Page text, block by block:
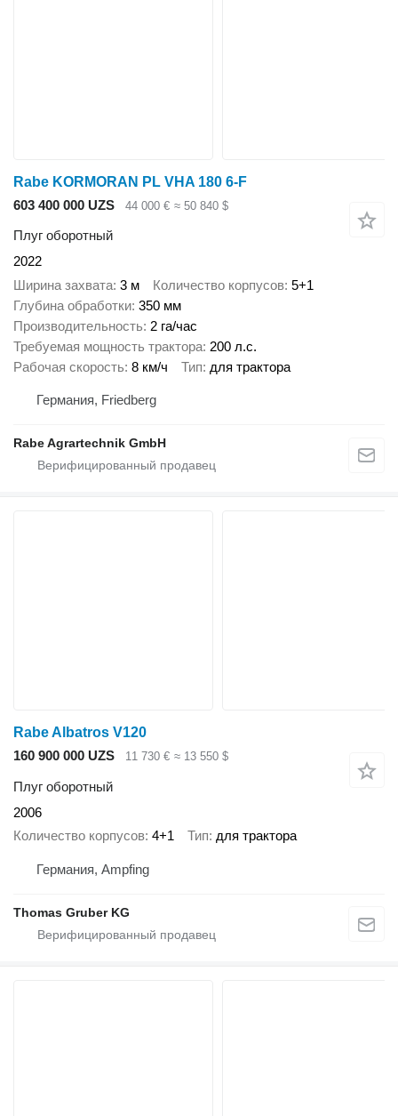
Rabe KORMORAN PL VHA 180 6-F
603 400 000 UZS
44 000 € ≈ 50 840 $
Плуг оборотный
2022
Ширина захвата 3 м Количество корпусов 5+1
Глубина обработки 350 мм
Производительность 2 га/час
Требуемая мощность трактора 200 л.с.
Рабочая скорость 8 км/ч Тип для трактора
Германия, Friedberg
Rabe Agrartechnik GmbH
Rabe Albatros V120
160 900 000 UZS
11 730 € ≈ 13 550 $
Плуг оборотный
2006
Количество корпусов 4+1 Тип для трактора
Германия, Ampfing
Thomas Gruber KG